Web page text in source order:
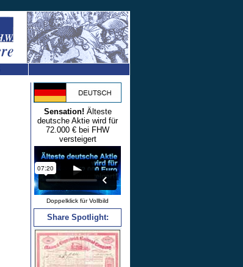
Sensation! Älteste
deutsche Aktie wird für
72.000 € bei FHW
versteigert
Doppelklick für Vollbild
Share Spotlight: